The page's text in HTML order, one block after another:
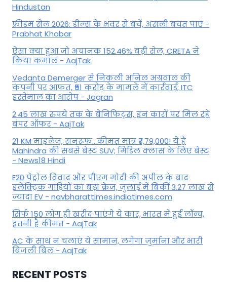
Hindustan
फ्रीडम सेल 2026: डील्स के भंवर से बचें, असली बचत पाएं -
Prabhat Khabar
ऐसा क्या हुआ जो अचानक 152.46% बढ़ी सेल, CRETA ने
किया कमाल - AajTak
Vedanta Demerger से निकली अनिल अग्रवाल की
कंपनी पर आफत, ₹51 करोड़ के मामले में कार्रवाई; ITC
इस्तेमाल का आरोप - Jagran
2.45 लाख रुपये तक के बेनिफिट्स, इन कारों पर मिल रहे
बंपर ऑफर - AajTak
21 KM माइलेज, सनरूफ...कीमत मात्र ₹7,79,000! ये हैं
Mahindra की सबसे बेस्ट SUV; मिडिल क्लास के लिए बेस्ट
- News18 Hindi
E20 पेट्रोल विवाद और पीएम मोदी की अपील के बाद
इलेक्ट्रिक गाड़ियों का बढ़ा क्रेज, जुलाई में बिकीं 3.27 लाख से
ज्यादा EV - navbharattimes.indiatimes.com
सिर्फ 150 लोग ही खरीद पाएंगे ये कार, भारत में हुई लॉन्च,
इतनी है कीमत - AajTak
AC के साथ न चलाएं ये सामान, लगेगा जुर्माना और भारी
बिजली बिल - AajTak
RECENT POSTS